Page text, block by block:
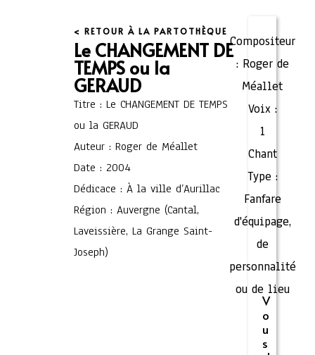
< RETOUR À LA PARTOTHÈQUE
Le CHANGEMENT DE
TEMPS ou la
GERAUD
Titre : Le CHANGEMENT DE TEMPS
ou la GERAUD
Auteur : Roger de Méallet
Date : 2004
Dédicace : À la ville d’Aurillac
Région : Auvergne (Cantal,
Laveissière, La Grange Saint-
Joseph)
Compositeur
: Roger de
Méallet
Voix :
1
Chant
Type :
Fanfare
d'équipage,
de
personnalité
ou de lieu
V
o
u
s